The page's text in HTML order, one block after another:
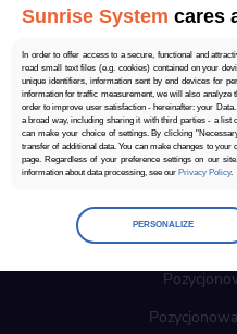
Sunrise System cares
In order to offer access to a secure, functional and
read small text files (e.g. cookies) contained on your
unique identifiers, information sent by end devices for
information for traffic measurement, we will also analyze
order to improve user satisfaction - hereinafter: your
a broad way, including sharing it with third parties - a list
can make your choice of settings. By clicking
transfer of additional data. You can make changes to
page. Regardless of your preference settings on our
information about data processing, see our Privacy Policy.
Managepreferences
Select the consents of your
Necessary scripts and data stored on the end device
access to basic functions such as site navigation and
PERSONALIZE
Pozycjonowanie